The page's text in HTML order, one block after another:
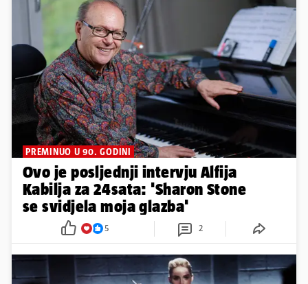
PREMINUO U 90. GODINI
Ovo je posljednji intervju Alfija
Kabilja za 24sata: 'Sharon Stone
se svidjela moja glazba'
5 2